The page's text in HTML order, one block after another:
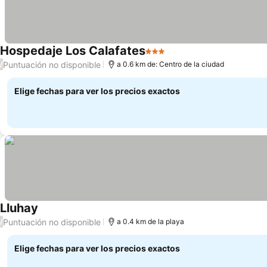
Hospedaje Los Calafates3 Estrellas
/Puntuación no disponible a 0.6 km de: Centro de la ciudad
Elige fechas para ver los precios exactos
Lluhay
/Puntuación no disponible a 0.4 km de la playa
Elige fechas para ver los precios exactos